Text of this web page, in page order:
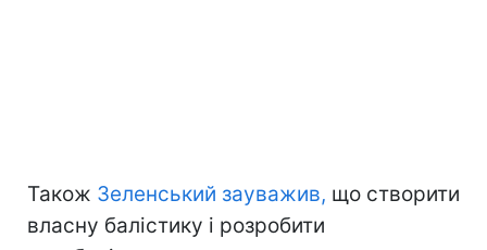
Також Зеленський зауважив, що створити
власну балістику і розробити